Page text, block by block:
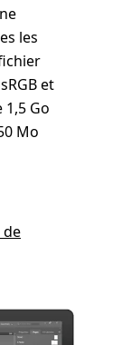
les
et
Go
Mo
de